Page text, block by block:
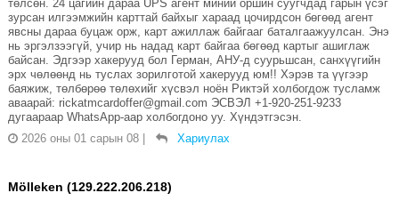
төлсөн. 24 цагийн дараа UPS агент миний оршин суугчдад гарын үсэг
зурсан илгээмжийн карттай байхыг хараад цочирдсон бөгөөд агент
явсны дараа буцаж орж, карт ажиллаж байгааг баталгаажуулсан. Энэ
нь эргэлзээгүй, учир нь надад карт байгаа бөгөөд картыг ашиглаж
байсан. Эдгээр хакерууд бол Герман, АНУ-д суурьшсан, санхүүгийн
эрх чөлөөнд нь туслах зорилготой хакерууд юм!! Хэрэв та үүгээр
баяжиж, төлбөрөө төлөхийг хүсвэл ноён Риктэй холбогдож тусламж
аваарай: rickatmcardoffer@gmail.com ЭСВЭЛ +1-920-251-9233
дугаараар WhatsApp-аар холбогдоно уу. Хүндэтгэсэн.
2026 оны 01 сарын 08
Хариулах
Mölleken (129.222.206.218)